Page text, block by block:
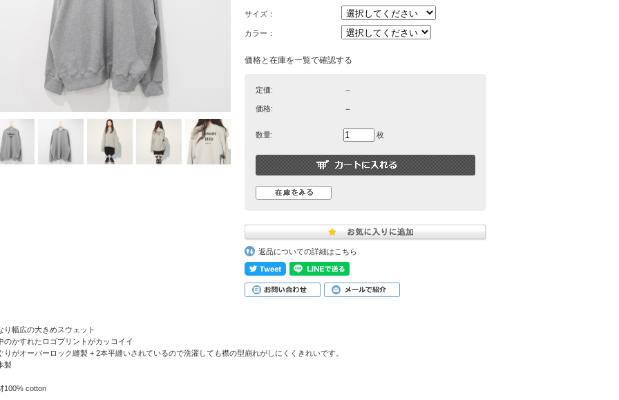
サイズ：
カラー：
価格と在庫を一覧で確認する
定価: －
価格: －
数量: 枚
返品についての詳細はこちら
り幅広の大きめスウェット
のかすれたロゴプリントがカッコイイ
りがオーバーロック縫製 + 2本平縫いされているので洗濯しても襟の型崩れがしにくくきれいです。
製
100% cotton